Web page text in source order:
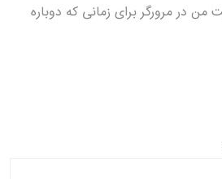
من در مرورگر برای زمانی که دوباره